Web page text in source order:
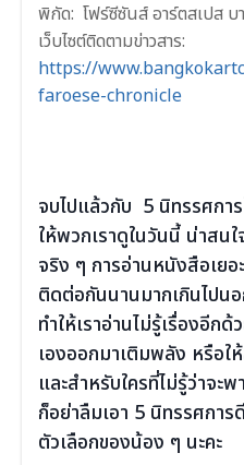
พิกัด: โฟร์ซีซันส์ อาร์ตสเปส บ
เว็บไซต์ติดตามข่าวสาร:
https://
faroese-chronicle
จบไปแล้วกับ 5 นิทรรศกา
ให้พวกเราดูในวันนี้ น่าสน
จริง ๆ การอ่านหนังสือเย
ติดต่อกันนานมากเกินไปนอ
ทำให้เราอ่านไม่รู้เรื่องอีก
เองออกมาเติมพลัง หรือใ
และสำหรับใครที่ไม่รู้ว่าจะ
ก็อย่าลืมเอา 5 นิทรรศกา
ตัวเลือกของน้อง ๆ นะคะ